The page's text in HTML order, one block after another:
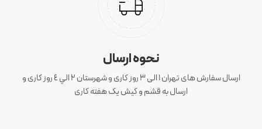
نحوه ارسال
ارسال سفارش های تهران 1 الی 3 روز کاری و شهرستان ٢ الي ٤ روز کاری و
ارسال به قشم و کیش یک هفته کاری